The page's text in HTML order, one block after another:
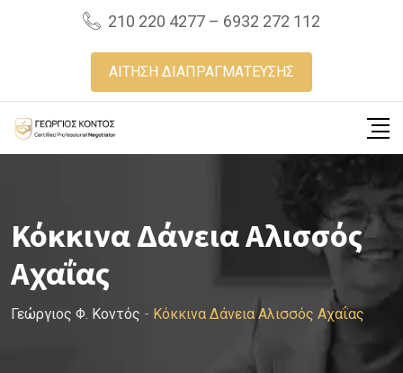
210 220 4277 – 6932 272 112
ΑΙΤΗΣΗ ΔΙΑΠΡΑΓΜΑΤΕΥΣΗΣ
Κόκκινα Δάνεια Αλισσός
Αχαΐας
Γεώργιος Φ. Κοντός - Κόκκινα Δάνεια Αλισσός Αχαΐας